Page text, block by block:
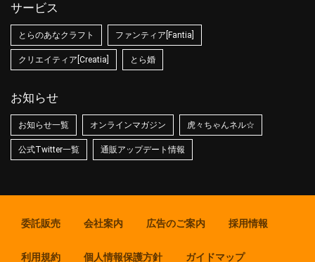
サービス
とらのあなクラフト ファンティア[Fantia]
クリエイティア[Creatia] とら婚
お知らせ
お知らせ一覧 オンラインマガジン 虎々ちゃんネル☆
公式Twitter一覧 通販アップデート情報
委託販売 会社案内 広告のご案内 採用情報
利用規約 個人情報保護方針 ガイドマップ